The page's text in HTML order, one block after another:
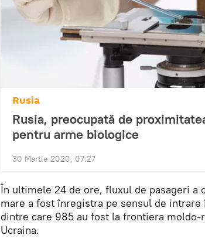
Rusia
Rusia, preocupată de
pentru arme biologice
30 Martie 2020, 07:27
În ultimele 24 de ore, fluxul de pasageri a
mare a fost înregistra pe sensul de intrare
dintre care 985 au fost la frontiera moldo-
Ucraina.